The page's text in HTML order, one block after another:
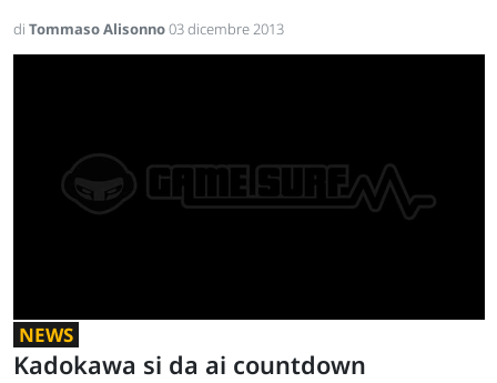
di Tommaso Alisonno03 dicembre 2013
NEWS
Kadokawa si da ai countdown